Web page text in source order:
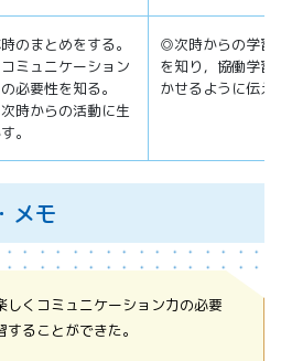
のまとめをする。
コミュニケーション
必要性を知る。
次時からの活動に生
。
◎次時からの学習
を知り，協働学習
かせるように伝え
メモ
しくコミュニケーション力の必要
ることができた。